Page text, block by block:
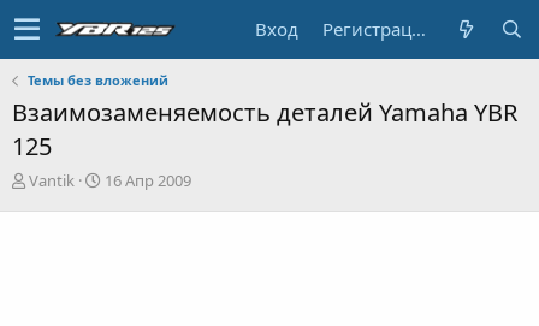
Вход Регистрация
Темы без вложений
Взаимозаменяемость деталей Yamaha YBR
125
А
Vantik
Д
16 Апр 2009